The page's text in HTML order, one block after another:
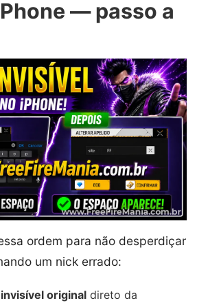
— passo a
ordem para não desperdiçar
um nick errado:
original direto da